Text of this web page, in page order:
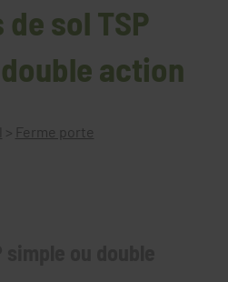
sol TSP
action
> Ferme porte